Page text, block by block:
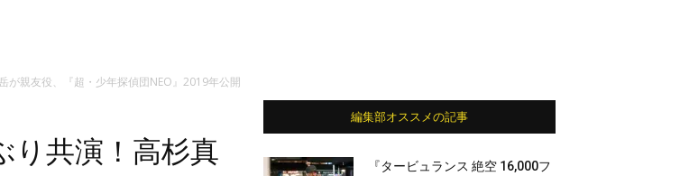
が親友役、『超・少年探偵団NEO』2019年公開
り共演！高杉真
編集部オススメの記事
『タービュランス 絶空 16,000フ